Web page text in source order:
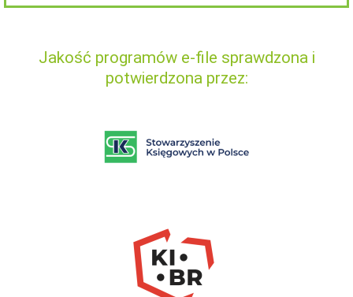
Jakość programów e-file sprawdzona i
potwierdzona przez: